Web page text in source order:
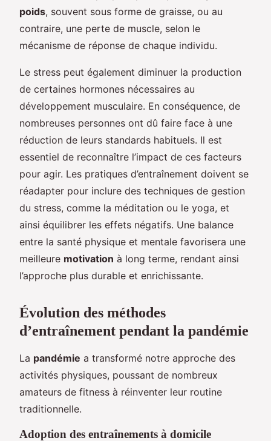
poids, souvent sous forme de graisse, ou au
contraire, une perte de muscle, selon le
mécanisme de réponse de chaque individu.
Le stress peut également diminuer la production
de certaines hormones nécessaires au
développement musculaire. En conséquence, de
nombreuses personnes ont dû faire face à une
réduction de leurs standards habituels. Il est
essentiel de reconnaître l’impact de ces facteurs
pour agir. Les pratiques d’entraînement doivent se
réadapter pour inclure des techniques de gestion
du stress, comme la méditation ou le yoga, et
ainsi équilibrer les effets négatifs. Une balance
entre la santé physique et mentale favorisera une
meilleure motivation à long terme, rendant ainsi
l’approche plus durable et enrichissante.
Évolution des méthodes
d’entraînement pendant la pandémie
La pandémie a transformé notre approche des
activités physiques, poussant de nombreux
amateurs de fitness à réinventer leur routine
traditionnelle.
Adoption des entraînements à domicile